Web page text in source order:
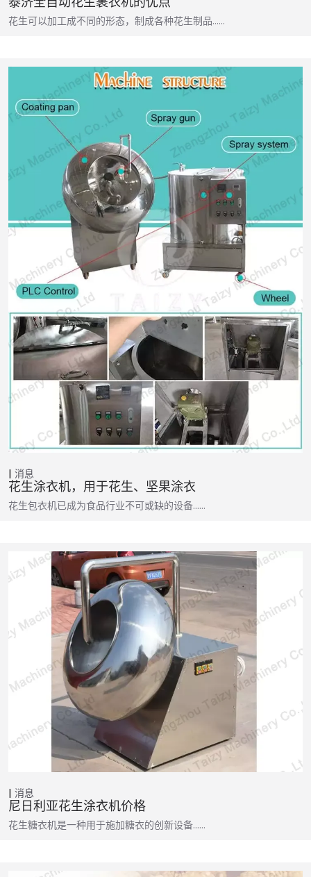
花生可以加工成不同的形态，制成各种花生制品……
消息
花生涂衣机，用于花生、坚果涂衣
花生包衣机已成为食品行业不可或缺的设备……
消息
尼日利亚花生涂衣机价格
花生糖衣机是一种用于施加糖衣的创新设备……